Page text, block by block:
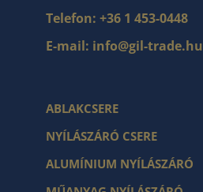
Telefon:+36 1 453-0448
E-mail: info@gil-trade.hu
ABLAKCSERE
NYÍLÁSZÁRÓ CSERE
ALUMÍNIUM NYÍLÁSZÁRÓ